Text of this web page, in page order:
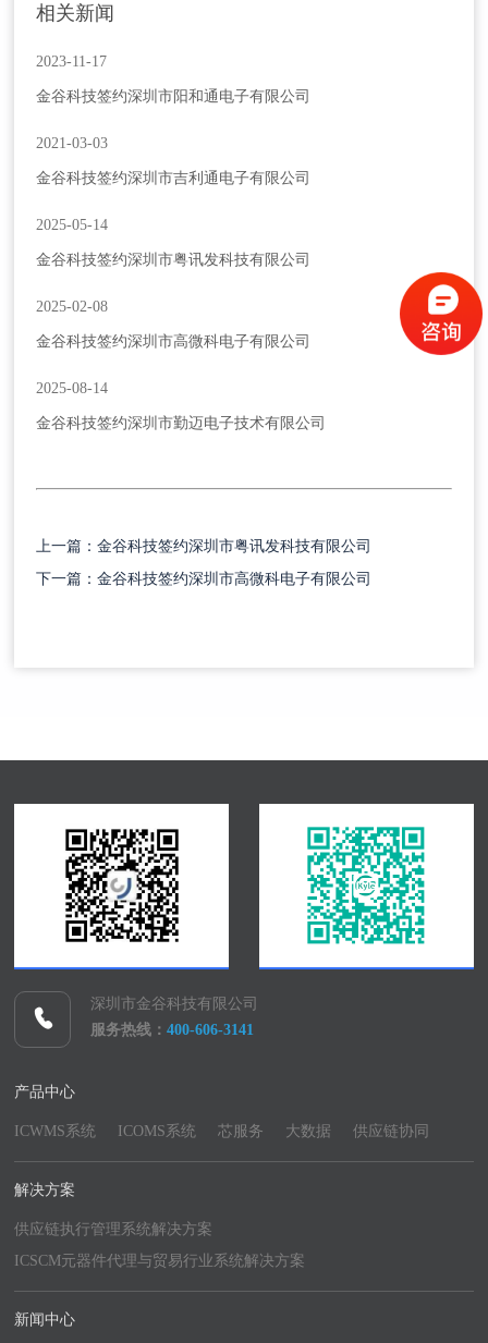
请输入关键词搜索
相关新闻
2023-11-17
金谷科技签约深圳市阳和通电子有限公司
2021-03-03
金谷科技签约深圳市吉利通电子有限公司
2025-05-14
金谷科技签约深圳市粤讯发科技有限公司
2025-02-08
金谷科技签约深圳市高微科电子有限公司
2025-08-14
金谷科技签约深圳市勤迈电子技术有限公司
上一篇：金谷科技签约深圳市粤讯发科技有限公司
下一篇：金谷科技签约深圳市高微科电子有限公司
深圳市金谷科技有限公司
服务热线：400-606-3141
产品中心
ICWMS系统 ICOMS系统 芯服务 大数据 供应链协同
解决方案
供应链执行管理系统解决方案
ICSCM元器件代理与贸易行业系统解决方案
新闻中心